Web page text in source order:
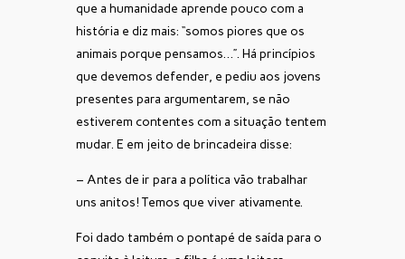
que a humanidade aprende pouco com a
história e diz mais: “somos piores que os
animais porque pensamos…”. Há princípios
que devemos defender, e pediu aos jovens
presentes para argumentarem, se não
estiverem contentes com a situação tentem
mudar. E em jeito de brincadeira disse:
– Antes de ir para a política vão trabalhar
uns anitos! Temos que viver ativamente.
Foi dado também o pontapé de saída para o